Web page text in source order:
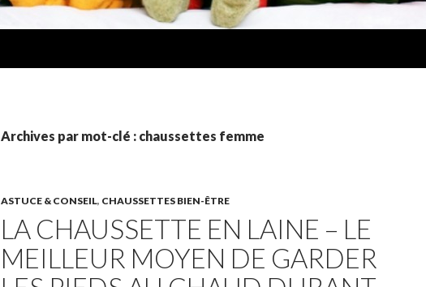
Archives par mot-clé : chaussettes femme
ASTUCE & CONSEIL, CHAUSSETTES BIEN-ÊTRE
LA CHAUSSETTE EN LAINE – LE
MEILLEUR MOYEN DE GARDER